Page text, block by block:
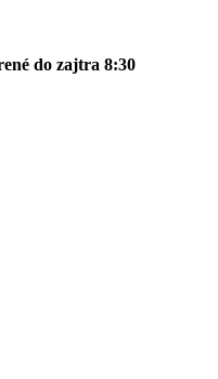
do zajtra 8:30